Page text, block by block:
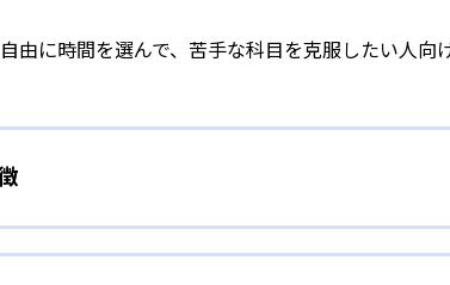
由に時間を選んで、苦手な科目を克服したい人向
える学習塾